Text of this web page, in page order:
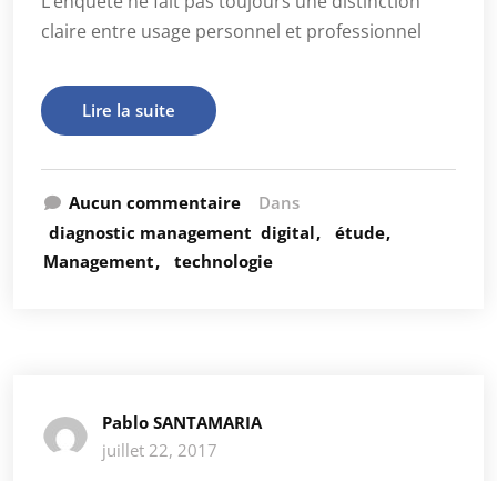
claire entre usage personnel et professionnel
Lire la suite
Aucun commentaire
Dans
diagnostic management digital
étude
Management
technologie
Pablo SANTAMARIA
juillet 22, 2017